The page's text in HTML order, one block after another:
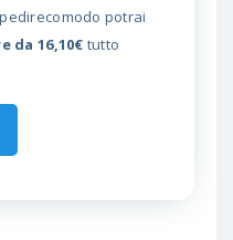
potrai
da 16,10€ tutto